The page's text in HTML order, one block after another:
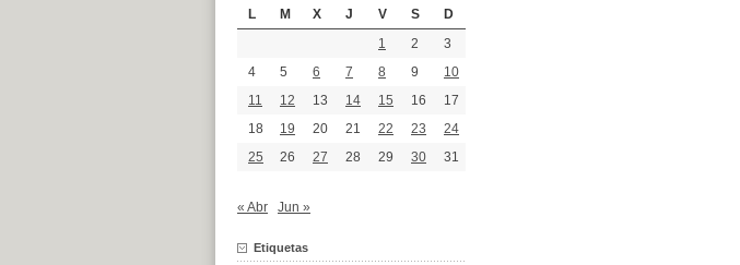
L
M X J V S
D
1
2
3
4
5 6 7 8 9
10
11
12 13 14 15 16
17
18
19 20 21 22 23
24
25
26 27 28 29 30 31
« Abr Jun »
Etiquetas